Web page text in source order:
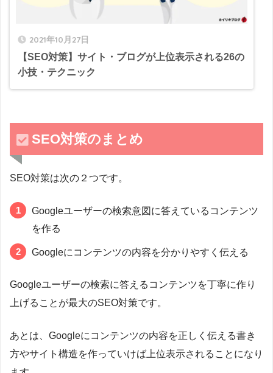
2021年10月27日
【SEO対策】サイト・ブログが上位表示される26の
小技・テクニック
SEO対策のまとめ
SEO対策は次の２つです。
Googleユーザーの検索意図に答えているコンテンツ
を作る
Googleにコンテンツの内容を分かりやすく伝える
Googleユーザーの検索に答えるコンテンツを丁寧に作り
上げることが最大のSEO対策です。
あとは、Googleにコンテンツの内容を正しく伝える書き
方やサイト構造を作っていけば上位表示されることになり